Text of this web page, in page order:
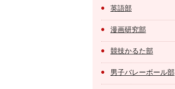
英語部
漫画研究部
競技かるた部
男子バレーボール部